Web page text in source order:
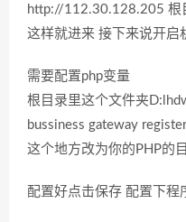
http://112.30.128.205 根
这样就进来 接下来说开启
需要配置php变量
根目录里这个文件夹
bussiness gateway
这个地方改为你的PHP的
配置好点击保存 配置下程